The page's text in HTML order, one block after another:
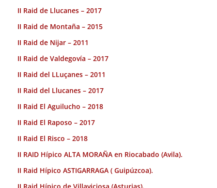
II Raid de Llucanes – 2017
II Raid de Montaña – 2015
II Raid de Nijar – 2011
II Raid de Valdegovía – 2017
II Raid del LLuçanes – 2011
II Raid del Llucanes – 2017
II Raid El Aguilucho – 2018
II Raid El Raposo – 2017
II Raid El Risco – 2018
II RAID Hípico ALTA MORAÑA en Riocabado (Avila).
II Raid Hípico ASTIGARRAGA ( Guipúzcoa).